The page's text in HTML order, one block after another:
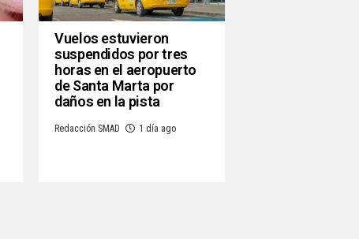
Vuelos estuvieron
suspendidos por tres
horas en el aeropuerto
de Santa Marta por
daños en la pista
Redacción SMAD 1 día ago